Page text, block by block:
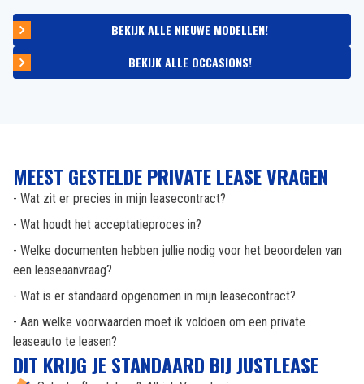
BEKIJK ALLE NIEUWE MODELLEN!
BEKIJK ALLE OCCASIONS!
MEEST GESTELDE PRIVATE LEASE VRAGEN
- Wat zit er precies in mijn leasecontract?
- Wat houdt het acceptatieproces in?
- Welke documenten hebben jullie nodig voor het beoordelen van
een leaseaanvraag?
- Wat is er standaard opgenomen in mijn leasecontract?
- Aan welke voorwaarden moet ik voldoen om een private
leaseauto te leasen?
DIT KRIJG JE STANDAARD BIJ JUSTLEASE